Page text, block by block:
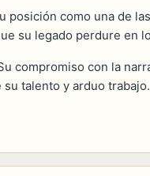
posición como una de
su legado perdure en
compromiso con la
talento y arduo